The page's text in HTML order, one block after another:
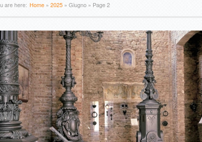
are here: Home » 2025 » Giugno » Page 2